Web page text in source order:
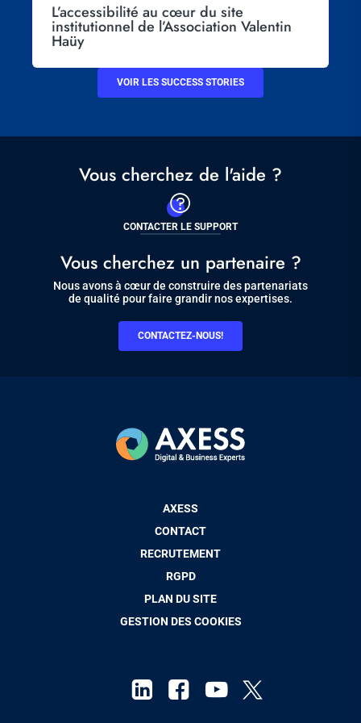
L’accessibilité au cœur du site
institutionnel de l’Association Valentin
Haüy
VOIR LES SUCCESS STORIES
Vous cherchez de l'aide ?
CONTACTER LE SUPPORT
Vous cherchez un partenaire ?
Nous avons à cœur de construire des partenariats
de qualité pour faire grandir nos expertises.
CONTACTEZ-NOUS!
AXESS
CONTACT
RECRUTEMENT
RGPD
PLAN DU SITE
GESTION DES COOKIES